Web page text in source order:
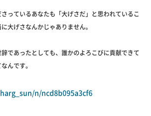
っているあなたも「大げさだ」と思われているこ
大げさなんかじゃありません。
であったとしても、誰かのよろこびに貢献できて
んです。
n/ncd8b095a3cf6